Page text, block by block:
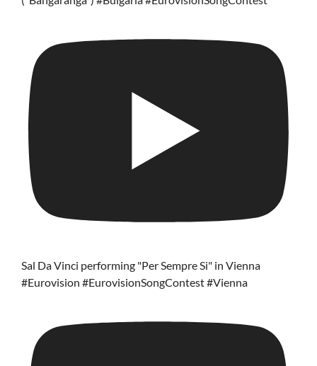
Sal Da Vinci performing "Per Sempre Si" in Vienna
#Eurovision #EurovisionSongContest #Vienna